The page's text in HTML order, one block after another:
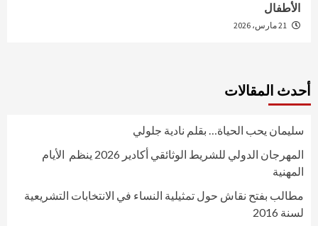
الأطفال
أحدث المقالات
سليمان يحب الحياة… بقلم نادية جلولي
المهرجان الدولي للشريط الوثائقي أكادير 2026 ينظم الأيام
المهنية
مطالب بفتح نقاش حول تمثيلية النساء في الانتخابات التشريعية
لسنة 2016